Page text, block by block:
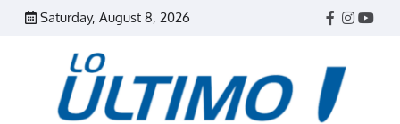
Skip
Saturday, August 8, 2026
Facebook